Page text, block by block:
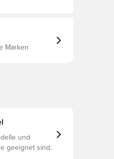
Marken
und
geeignet sind.